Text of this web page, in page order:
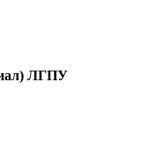
ЛГПУ